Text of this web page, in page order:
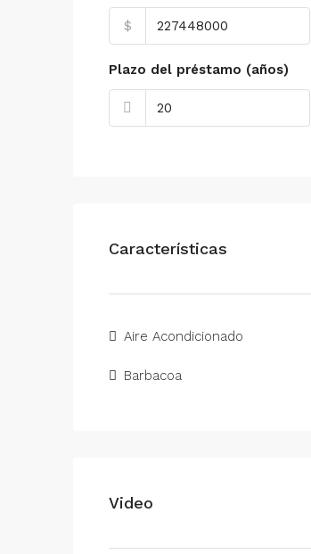
$
Plazo del préstamo (años)
Características
Aire Acondicionado
Barbacoa
Video